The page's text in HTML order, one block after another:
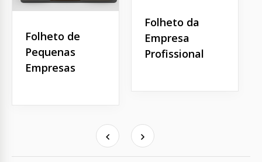
Folheto de
Pequenas
Empresas
Folheto da
Empresa
Profissional